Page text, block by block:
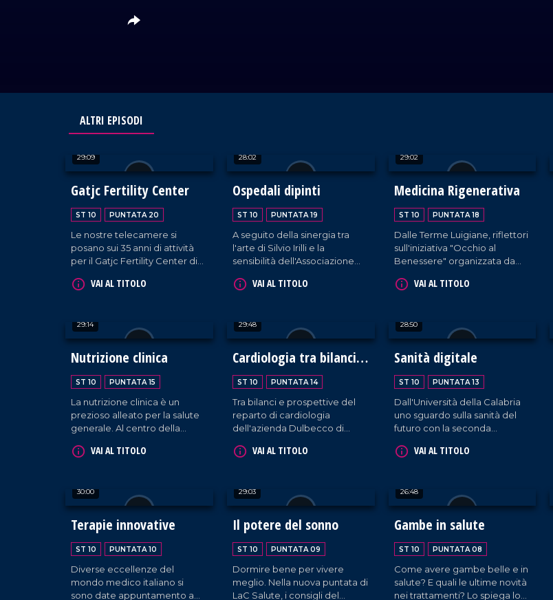
ALTRI EPISODI
29:09
Gatjc Fertility Center
ST 10 PUNTATA 20
Le nostre telecamere si
posano sui 35 anni di attività
per il Gatjc Fertility Center di
eccellenza sanitaria
del Direttore Sanitario Tripodi
e del Direttore Amministrativo
Cremonese.
VAI AL TITOLO
28:02
Ospedali dipinti
ST 10 PUNTATA 19
A seguito della sinergia tra
l'arte di Silvio Irilli e la
sensibilità dell'Associazione
Castrovillari si prepara ad
VAI AL TITOLO
29:02
Medicina Rigenerativa
ST 10 PUNTATA 18
Dalle Terme Luigiane, riflettori
sull'iniziativa "Occhio al
Benessere" organizzata da
medicina rigenerativa
termale.
VAI AL TITOLO
29:14
Nutrizione clinica
ST 10 PUNTATA 15
La nutrizione clinica è un
prezioso alleato per la salute
generale. Al centro della
nutrizionista Francesco
Maria Pia Muglia e al
contributo della referente
regionale del Cfu Italia, Anna
Cerrigone.
VAI AL TITOLO
29:48
Cardiologia tra bilanci e
prospettive
ST 10 PUNTATA 14
Tra bilanci e prospettive del
reparto di cardiologia
dell'azienda Dulbecco di
professore Daniele Torella.
VAI AL TITOLO
28:50
Sanità digitale
ST 10 PUNTATA 13
Dall'Università della Calabria
uno sguardo sulla sanità del
futuro con la seconda
della Sanità digitale e
VAI AL TITOLO
30:00
Terapie innovative
ST 10 PUNTATA 10
Diverse eccellenze del
mondo medico italiano si
sono date appuntamento a
29:03
Il potere del sonno
ST 10 PUNTATA 09
Dormire bene per vivere
meglio. Nella nuova puntata di
LaC Salute, i consigli del
26:48
Gambe in salute
ST 10 PUNTATA 08
Come avere gambe belle e in
salute? E quali le ultime novità
nei trattamenti? Lo spiega lo